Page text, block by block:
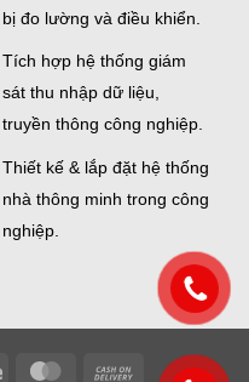
bị đo lường và điều khiển.
Tích hợp hệ thống giám
sát thu nhập dữ liệu,
truyền thông công nghiệp.
Thiết kế & lắp đặt hệ thống
nhà thông minh trong công
nghiệp.
Stripe MasterCardCash